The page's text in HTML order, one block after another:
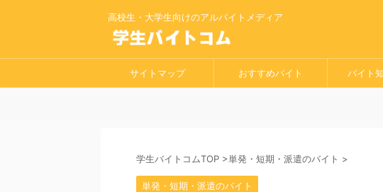
高校生・大学生向けのアルバイトメディア
サイトマップ おすすめバイト バイト
学生バイトコムTOP >単発・短期・派遣のバイト >
単発・短期・派遣のバイト